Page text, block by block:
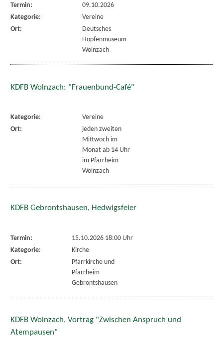
Termin:
09.10.2026
Kategorie:
Vereine
Ort:
Deutsches
Hopfenmuseum
Wolnzach
KDFB Wolnzach: "Frauenbund-Café"
Kategorie:
Vereine
Ort:
jeden zweiten
Mittwoch im
Monat ab 14 Uhr
im Pfarrheim
Wolnzach
KDFB Gebrontshausen, Hedwigsfeier
Termin:
15.10.2026 18:00 Uhr
Kategorie:
Kirche
Ort:
Pfarrkirche und
Pfarrheim
Gebrontshausen
KDFB Wolnzach, Vortrag "Zwischen Anspruch und
Atempausen"